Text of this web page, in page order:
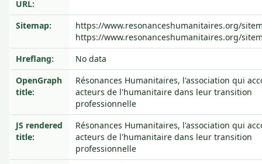
URL:
Sitemap:
https://www.resonanceshumanitaires.org/
https://www.resonanceshumanitaires.org/
Hreflang:
No data
OpenGraph
title:
Résonances Humanitaires, l'association qui
acteurs de l'humanitaire dans leur transition
professionnelle
JS rendered
title:
Résonances Humanitaires, l'association qui
acteurs de l'humanitaire dans leur transition
professionnelle